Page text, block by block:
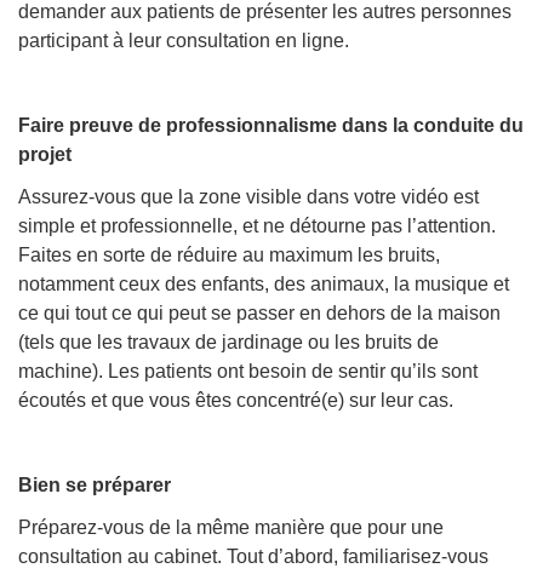
demander aux patients de présenter les autres personnes
participant à leur consultation en ligne.
Faire preuve de professionnalisme dans la conduite du
projet
Assurez-vous que la zone visible dans votre vidéo est
simple et professionnelle, et ne détourne pas l’attention.
Faites en sorte de réduire au maximum les bruits,
notamment ceux des enfants, des animaux, la musique et
ce qui tout ce qui peut se passer en dehors de la maison
(tels que les travaux de jardinage ou les bruits de
machine). Les patients ont besoin de sentir qu’ils sont
écoutés et que vous êtes concentré(e) sur leur cas.
Bien se préparer
Préparez-vous de la même manière que pour une
consultation au cabinet. Tout d’abord, familiarisez-vous